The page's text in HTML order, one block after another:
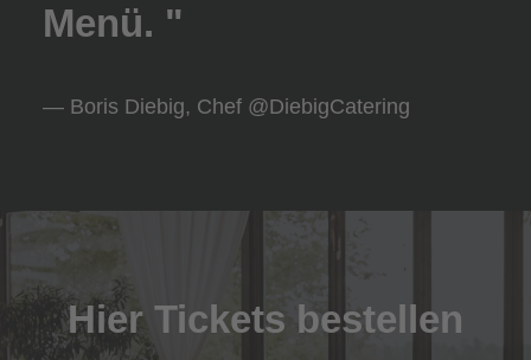
Menü. "
— Boris Diebig, Chef @DiebigCatering
Hier Tickets bestellen